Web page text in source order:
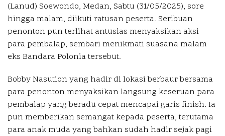
(Lanud) Soewondo, Medan, Sabtu (31/05/2025), sore
hingga malam, diikuti ratusan peserta. Seribuan
penonton pun terlihat antusias menyaksikan aksi
para pembalap, sembari menikmati suasana malam
eks Bandara Polonia tersebut.
Bobby Nasution yang hadir di lokasi berbaur bersama
para penonton menyaksikan langsung keseruan para
pembalap yang beradu cepat mencapai garis finish. Ia
pun memberikan semangat kepada peserta, terutama
para anak muda yang bahkan sudah hadir sejak pagi